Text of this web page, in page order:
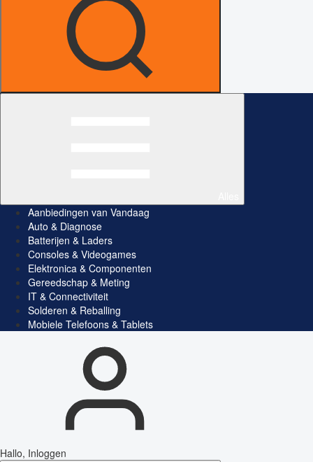
Aanbiedingen van Vandaag
Auto & Diagnose
Batterijen & Laders
Consoles & Videogames
Elektronica & Componenten
Gereedschap & Meting
IT & Connectiviteit
Solderen & Reballing
Mobiele Telefoons & Tablets
Hallo, Inloggen